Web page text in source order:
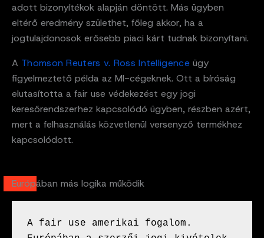
adott bizonyítékok alapján döntött. Más ügyben
eltérő eredmény születhet, főleg akkor, ha a
jogtulajdonosok erősebb piaci kárt tudnak bizonyítani.
A Thomson Reuters v. Ross Intelligenceügy
figyelmeztető példa az MI-cégeknek. Ott a bíróság
elutasította a fair use védekezést egy jogi
keresőrendszerhez kapcsolódó ügyben, részben azért,
mert a felhasználás közvetlenül versenyző termékhez
kapcsolódott.
Európában más logika működik
A fair use amerikai fogalom.